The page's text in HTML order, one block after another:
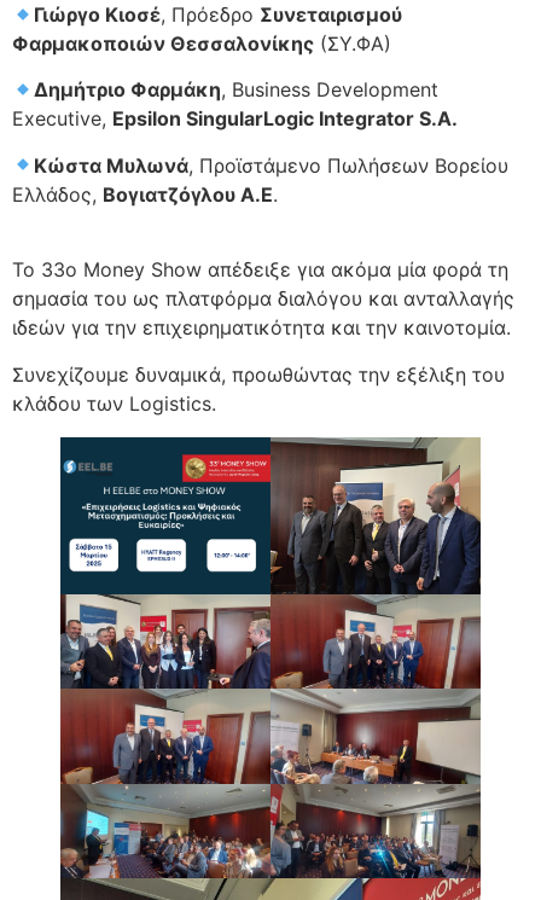
Γιώργο Κιοσέ, Πρόεδρο Συνεταιρισμού
Φαρμακοποιών Θεσσαλονίκης (ΣΥ.ΦΑ)
Δημήτριο Φαρμάκη, Business Development
Executive, Epsilon SingularLogic Integrator S.A.
Κώστα Μυλωνά, Προϊστάμενο Πωλήσεων Βορείου
Ελλάδος, Βογιατζόγλου Α.Ε.
Το 33ο Money Show απέδειξε για ακόμα μία φορά τη
σημασία του ως πλατφόρμα διαλόγου και ανταλλαγής
ιδεών για την επιχειρηματικότητα και την καινοτομία.
Συνεχίζουμε δυναμικά, προωθώντας την εξέλιξη του
κλάδου των Logistics.